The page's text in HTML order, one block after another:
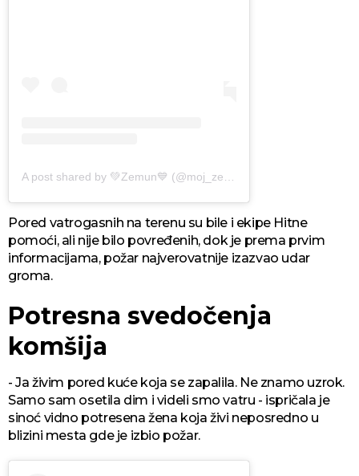
Pored vatrogasnih na terenu su bile i ekipe Hitne
pomoći, ali nije bilo povređenih, dok je prema prvim
informacijama, požar najverovatnije izazvao udar
groma.
Potresna svedočenja
komšija
- Ja živim pored kuće koja se zapalila. Ne znamo uzrok.
Samo sam osetila dim i videli smo vatru - ispričala je
sinoć vidno potresena žena koja živi neposredno u
blizini mesta gde je izbio požar.